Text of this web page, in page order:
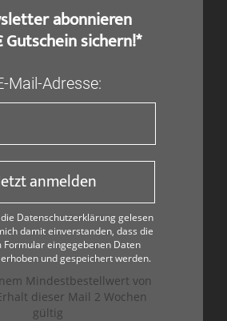
abonnieren
Gutschein sichern!*
Mail-Adresse:
anmelden
Datenschutzerklärung gelesen
damit einverstanden, dass die
Formular eingegebenen Daten
und gespeichert werden.
Mindestbestellwert von
dieser Mail 2 Wochen
gültig